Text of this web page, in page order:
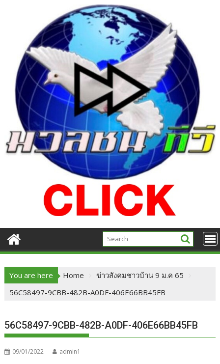
You are here Home
ข่าวสังคมชาวบ้าน 9 ม.ค 65
56C58497-9CBB-482B-A0DF-406E66BB45FB
56C58497-9CBB-482B-A0DF-406E66BB45FB
09/01/2022 admin1